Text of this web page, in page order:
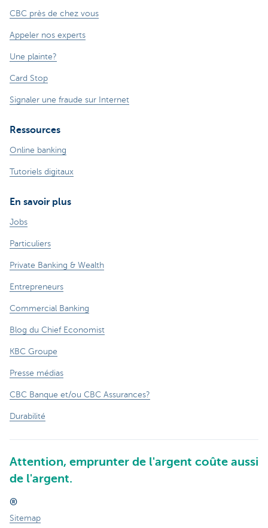
CBC près de chez vous
Appeler nos experts
Une plainte?
Card Stop
Signaler une fraude sur Internet
Ressources
Online banking
Tutoriels digitaux
En savoir plus
Jobs
Particuliers
Private Banking & Wealth
Entrepreneurs
Commercial Banking
Blog du Chief Economist
KBC Groupe
Presse médias
CBC Banque et/ou CBC Assurances?
Durabilité
Attention, emprunter de l'argent coûte aussi
de l'argent.
®
Sitemap